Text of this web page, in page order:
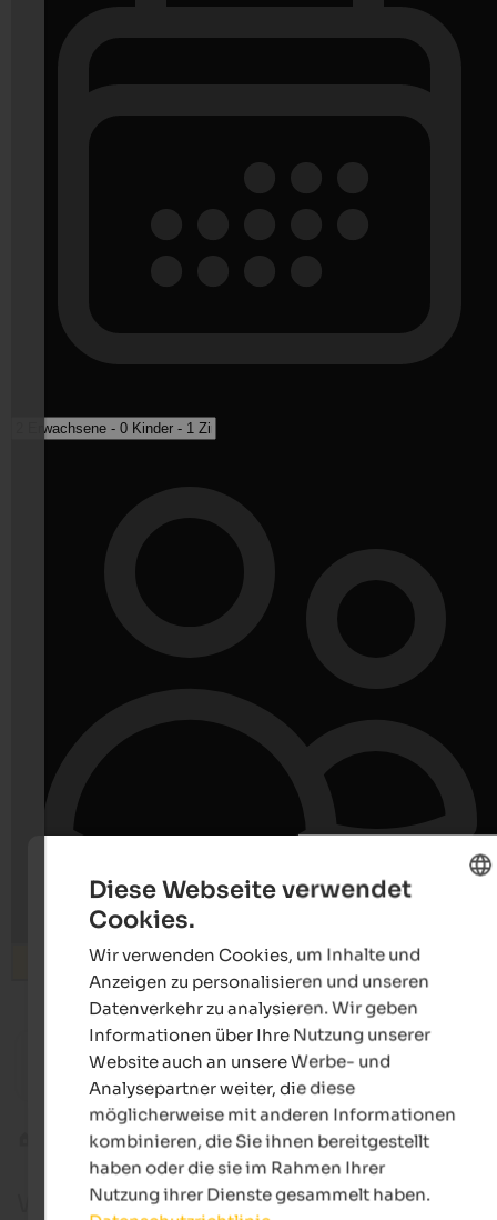
ab 125 €
Hotel Waldhof
Vitalpina Hotel | Rabland bei Meran
Bergsport & Wandern Wandergebiete
Wandergebiete in Südtirol
GERMAN
Diese Webseite verwendet
Cookies.
Wir verwenden Cookies, um Inhalte und
Anzeigen zu personalisieren und unseren
Datenverkehr zu analysieren. Wir geben
Informationen über Ihre Nutzung unserer
Website auch an unsere Werbe- und
Analysepartner weiter, die diese
möglicherweise mit anderen Informationen
kombinieren, die Sie ihnen bereitgestellt
haben oder die sie im Rahmen Ihrer
Nutzung ihrer Dienste gesammelt haben.